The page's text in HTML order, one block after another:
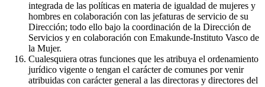
integrada de las políticas en materia de igualdad de mujeres y
hombres en colaboración con las jefaturas de servicio de su
Dirección; todo ello bajo la coordinación de la Dirección de
Servicios y en colaboración con Emakunde-Instituto Vasco de
la Mujer.
Cualesquiera otras funciones que les atribuya el ordenamiento
jurídico vigente o tengan el carácter de comunes por venir
atribuidas con carácter general a las directoras y directores del